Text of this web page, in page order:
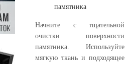
памятника
Начните с тщательной
очистки поверхности
памятника. Используйте
мягкую ткань и подходящее